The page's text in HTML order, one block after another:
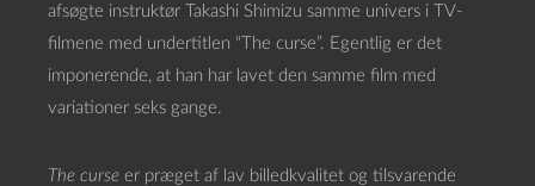
afsøgte instruktør Takashi Shimizu samme univers i TV-
filmene med undertitlen “The curse”. Egentlig er det
imponerende, at han har lavet den samme film med
variationer seks gange.
The curse er præget af lav billedkvalitet og tilsvarende